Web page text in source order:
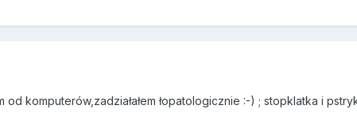
komputerów,zadziałałem łopatologicznie :-) ; stopklatka i